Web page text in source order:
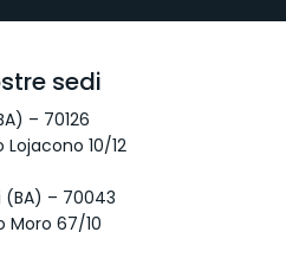
sedi
– 70126
Lojacono 10/12
(BA) – 70043
Moro 67/10